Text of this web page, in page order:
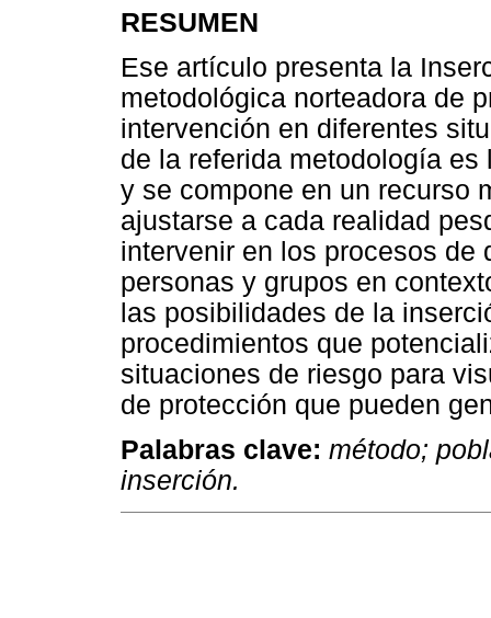
RESUMEN
Ese artículo presenta la
metodológica norteadora de
intervención en diferentes
de la referida metodología
y se compone en un recurso
ajustarse a cada realidad
intervenir en los procesos de
personas y grupos en
las posibilidades de la
procedimientos que
situaciones de riesgo para
de protección que pueden
Palabras clave: método;
inserción.